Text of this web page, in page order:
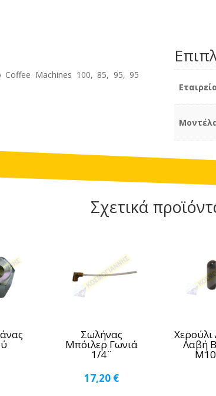
Coffee Machines 100, 85, 95, 95
Σχετικά
Σωλήνας
Μπόιλερ Γωνιά
1/4¨
17,20 €
Χερούλι
Λαβή